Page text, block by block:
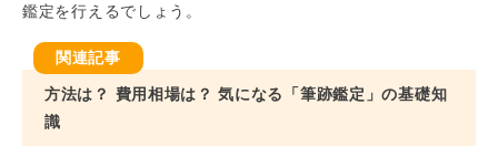
鑑定を行えるでしょう。
方法は？ 費用相場は？ 気になる「筆跡鑑定」の基礎知
識